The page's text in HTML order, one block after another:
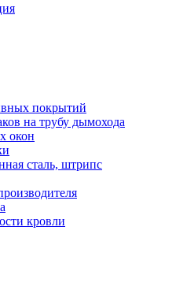
покрытий
на трубу дымохода
окон
сталь, штрипс
кровли